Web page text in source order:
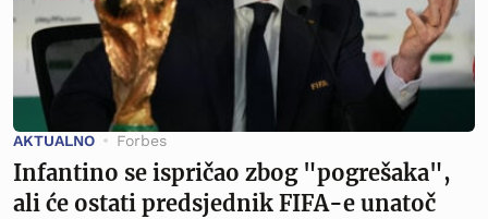
AKTUALNO Forbes
Infantino se ispričao zbog "pogrešaka",
ali će ostati predsjednik FIFA-e unatoč